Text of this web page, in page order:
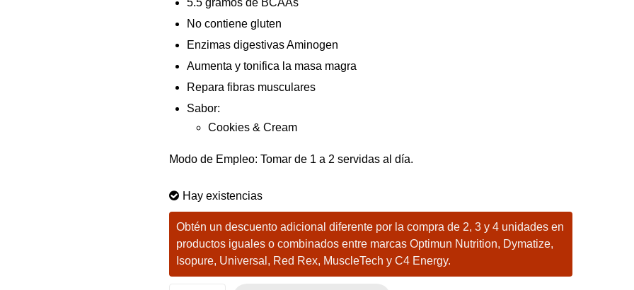
No contiene gluten
Enzimas digestivas Aminogen
Aumenta y tonifica la masa magra
Repara fibras musculares
Sabor:
Cookies & Cream
Modo de Empleo: Tomar de 1 a 2 servidas al día.
Hay existencias
Obtén un descuento adicional diferente por la compra de 2, 3 y 4 unidades en
productos iguales o combinados entre marcas Optimun Nutrition, Dymatize,
Isopure, Universal, Red Rex, MuscleTech y C4 Energy.